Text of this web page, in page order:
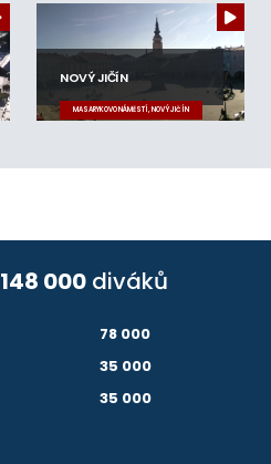
NOVÝ JIČÍN
MASARYKOVO NÁMĚSTÍ, NOVÝ JIČÍN
148 000 diváků
78 000
35 000
35 000